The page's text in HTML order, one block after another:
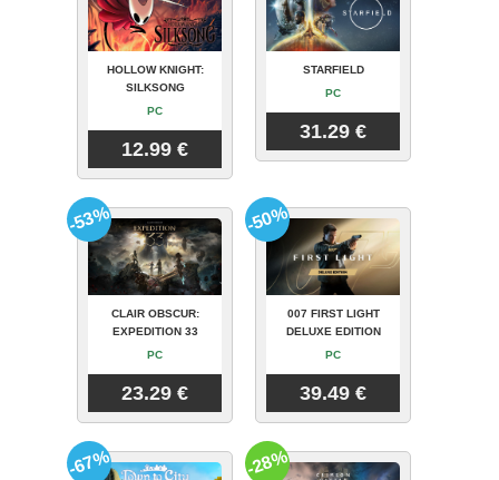
HOLLOW KNIGHT:
SILKSONG
PC
12.99 €
STARFIELD
PC
31.29 €
CLAIR OBSCUR:
EXPEDITION 33
PC
23.29 €
-53%
007 FIRST LIGHT
DELUXE EDITION
PC
39.49 €
-50%
-67% -28%